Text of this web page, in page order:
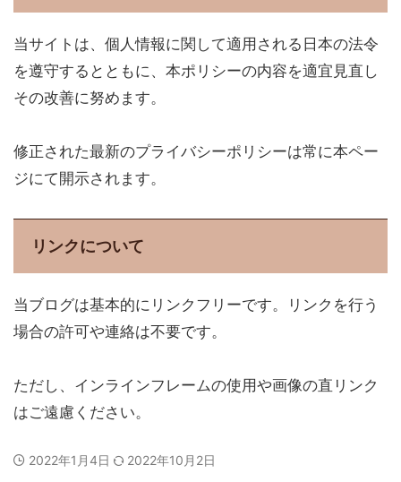
当サイトは、個人情報に関して適用される日本の法令
を遵守するとともに、本ポリシーの内容を適宜見直し
その改善に努めます。
修正された最新のプライバシーポリシーは常に本ペー
ジにて開示されます。
リンクについて
当ブログは基本的にリンクフリーです。リンクを行う
場合の許可や連絡は不要です。
ただし、インラインフレームの使用や画像の直リンク
はご遠慮ください。
2022年1月4日 2022年10月2日